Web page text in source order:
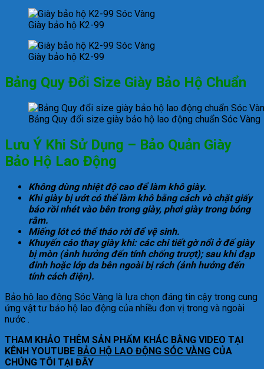
Giày bảo hộ K2-99
Giày bảo hộ K2-99
Bảng Quy Đổi Size Giày Bảo Hộ Chuẩn
Bảng Quy đổi size giày bảo hộ lao động chuẩn Sóc Vàng
Lưu Ý Khi Sử Dụng – Bảo Quản Giày
Bảo Hộ Lao Động
Không dùng nhiệt độ cao để làm khô giày.
Khi giày bị ướt có thể làm khô bằng cách vò chặt giấy
báo rồi nhét vào bên trong giày, phơi giày trong bóng
râm.
Miếng lót có thể tháo rời để vệ sinh.
Khuyến cáo thay giày khi: các chi tiết gờ nổi ở đế giày
bị mòn (ảnh hưởng đến tính chống trượt); sau khi đạp
đinh hoặc lớp da bên ngoài bị rách (ảnh hưởng đến
tính cách điện).
Bảo hộ lao động Sóc Vàng là lựa chọn đáng tin cậy trong cung
ứng vật tư bảo hộ lao động của nhiều đơn vị trong và ngoài
nước .
THAM KHẢO THÊM SẢN PHẨM KHÁC BẰNG VIDEO TẠI
KÊNH YOUTUBE BẢO HỘ LAO ĐỘNG SÓC VÀNG CỦA
CHÚNG TÔI TẠI ĐÂY